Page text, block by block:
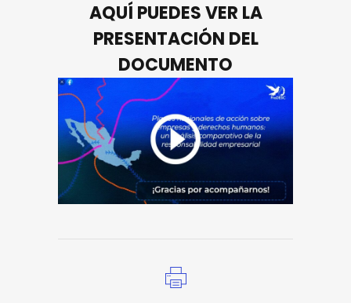
AQUÍ PUEDES VER LA
PRESENTACIÓN DEL
DOCUMENTO